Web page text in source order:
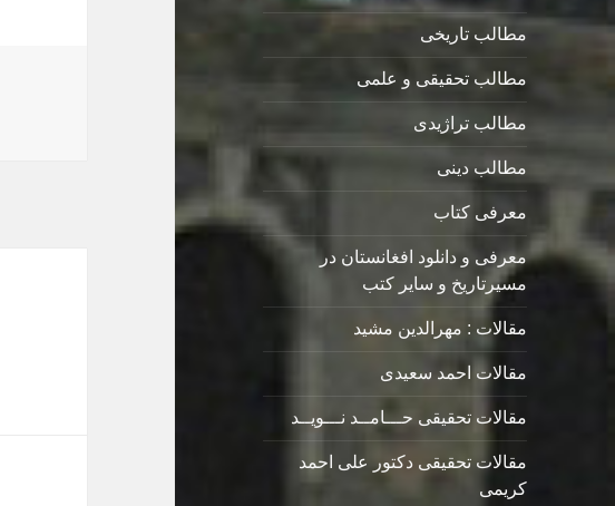
مطالب تاریخی
مطالب تحقیقی و علمی
مطالب تراژیدی
مطالب دینی
معرفی کتاب
معرفی و دانلود افغانستان در
مسیرتاریخ و سایر کتب
مقالات : مهرالدین مشید
مقالات احمد سعیدی
مقالات تحقیقی حـــامــد نـــویــد
مقالات تحقیقی دکتور علی احمد
کریمی